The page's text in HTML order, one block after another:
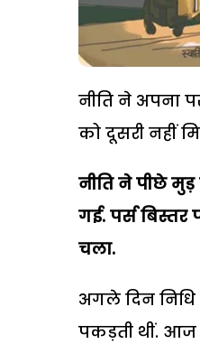
नीति ने अपना
को दूसरी नहीं
नीति ने पीछे
गई. पर्स
चला.
अगले दिन निधि
पकड़ती थीं. आज